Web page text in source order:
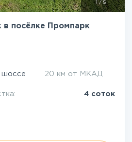
1 /5
в посёлке Промпарк
шоссе 20 км от МКАД
4 соток